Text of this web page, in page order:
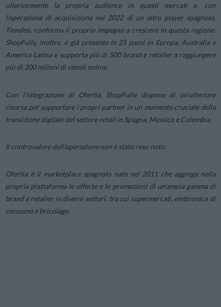
ulteriormente la propria audience in questi mercati e, con
l’operazione di acquisizione nel 2022 di un altro player spagnolo,
Tiendeo, conferma il proprio impegno a crescere in questa regione.
ShopFully, inoltre, è già presente in 25 paesi in Europa, Australia e
America Latina e supporta più di 500 brand e retailer a raggiungere
più di 200 milioni di utenti online.
Con l’integrazione di Ofertia, ShopFully dispone di un’ulteriore
risorsa per supportare i propri partner in un momento cruciale della
transizione digitale del settore retail in Spagna, Messico e Colombia.
Il controvalore dell’operazione non è stato reso noto.
Ofertia è il marketplace spagnolo nato nel 2011 che aggrega nella
propria piattaforma le offerte e le promozioni di un’ampia gamma di
brand e retailer in diversi settori, tra cui supermercati, elettronica di
consumo e bricolage.